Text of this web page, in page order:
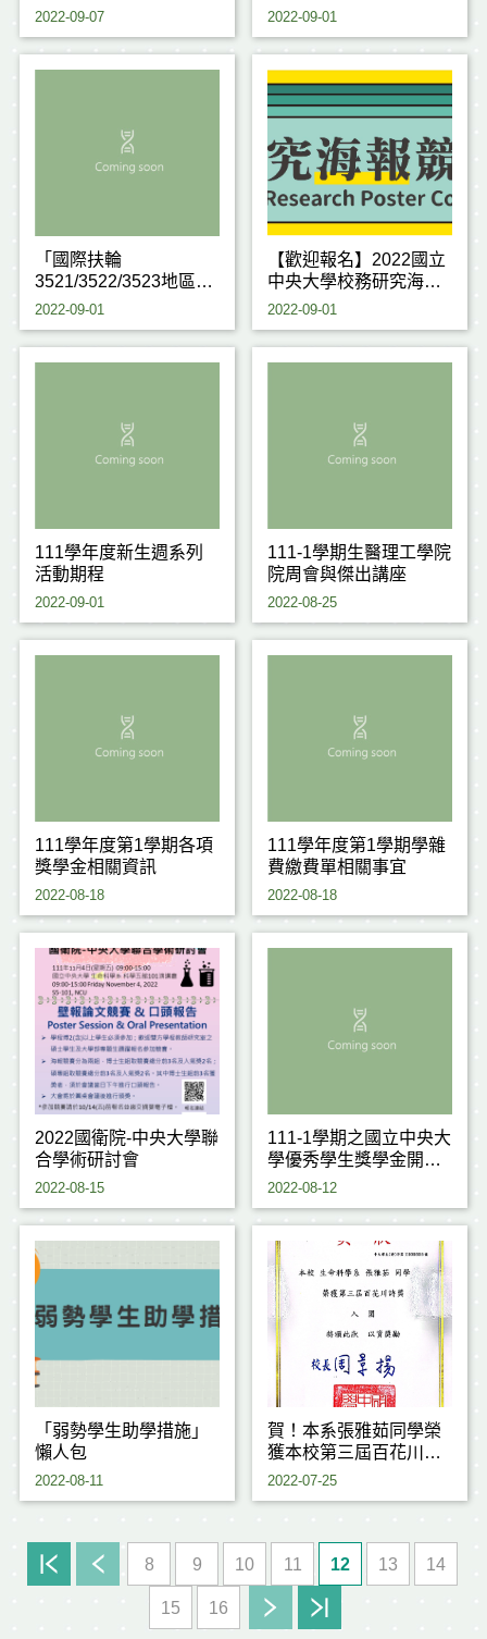
園新創之星X創天下競
2022-09-07
同學踴躍報名！
2022-09-01
「國際扶輪
3521/3522/3523地區
2022-23年度生命橋樑
2022-09-01
【歡迎報名】2022國立
中央大學校務研究海報
暨議題提案競賽
2022-09-01
111學年度新生週系列
活動期程
2022-09-01
111-1學期生醫理工學院
院周會與傑出講座
2022-08-25
111學年度第1學期各項
獎學金相關資訊
2022-08-18
111學年度第1學期學雜
費繳費單相關事宜
2022-08-18
2022國衛院-中央大學聯
合學術研討會
2022-08-15
111-1學期之國立中央大
學優秀學生獎學金開始
受理申請(The
Scholarship for
Excellent Students of
the new semester)
2022-08-12
「弱勢學生助學措施」
懶人包
2022-08-11
賀！本系張雅茹同學榮
獲本校第三屆百花川詩
獎
2022-07-25
8 9 10 11 12 13 14
15 16